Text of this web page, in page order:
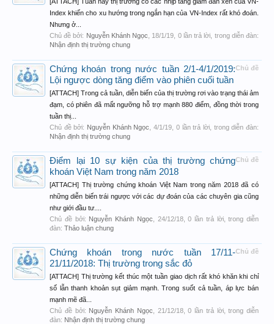
Index khiến cho xu hướng trong ngắn hạn của VN-Index rất khó đoán.
Nhưng ở...
Chủ đề bởi: Nguyễn Khánh Ngọc 18/1/19 , 0 lần trả lời, trong diễn đàn:
Nhận định thị trường chung
Chủ đề
Chứng khoán trong nước tuần 2/1-4/1/2019:
Lội ngược dòng tăng điểm vào phiên cuối tuần
[ATTACH] Trong cả tuần, diễn biến của thị trường rơi vào trạng thái ảm
đạm, có phiên đã mất ngưỡng hỗ trợ mạnh 880 điểm, đồng thời trong
tuần thị...
Chủ đề bởi: Nguyễn Khánh Ngọc ,4/1/19 , 0 lần trả lời, trong diễn đàn:
Nhận định thị trường chung
Chủ đề
Điểm lại 10 sự kiện của thị trường chứng
khoán Việt Nam trong năm 2018
[ATTACH] Thị trường chứng khoán Việt Nam trong năm 2018 đã có
những diễn biến trái ngược với các dự đoán của các chuyên gia cũng
như giới đầu tư....
Chủ đề bởi: Nguyễn Khánh Ngọc 24/12/18, 0 lần trả lời, trong diễn
đàn: Thảo luận chung
Chủ đề
Chứng khoán trong nước tuần 17/11-
21/11/2018: Thị trường trong sắc đỏ
[ATTACH] Thị trường kết thúc một tuần giao dịch rất khó khăn khi chỉ
số lẫn thanh khoản sụt giảm mạnh. Trong suốt cả tuần, áp lực bán
mạnh mẽ đã...
Chủ đề bởi: Nguyễn Khánh Ngọc 21/12/18, 0 lần trả lời, trong diễn
đàn: Nhận định thị trường chung